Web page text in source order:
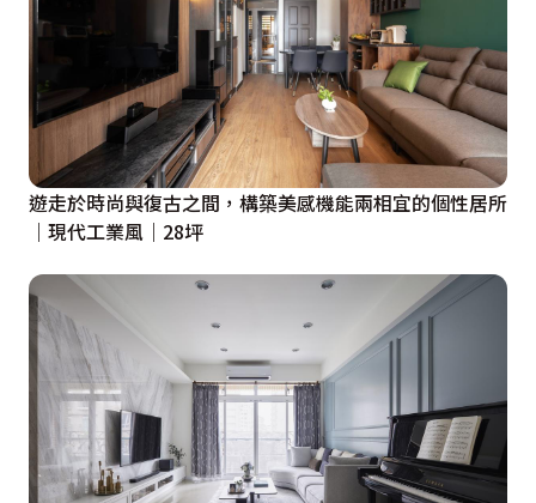
遊走於時尚與復古之間，構築美感機能兩相宜的個性居所
｜現代工業風｜28坪